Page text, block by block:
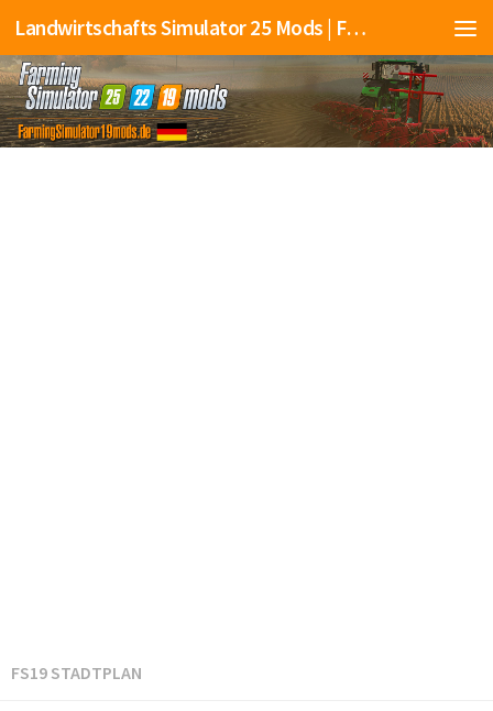
Landwirtschafts Simulator 25 Mods | Farming Simulator 25 Mods | FS25 Mods
FS19 STADTPLAN